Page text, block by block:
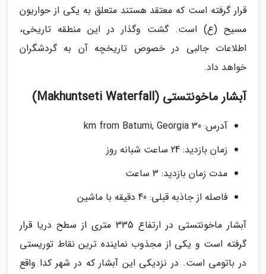
قرار گرفته است که معتقد هستند متعلق به یکی از حواریون
مسیح (ع) است. گشت وگذار در این منطقه تاریخی،
اطلاعات جالبی در خصوص تاریخچه آن به گردشگران
خواهد داد.
آبشار ماخونتستی (Makhuntseti Waterfall)
آدرس: 30 km from Batumi, Georgia
زمان بازدید: 24 ساعت شبانه روز
مدت زمان بازدید: 3 ساعت
فاصله از جاذبه قبلی: 40 دقیقه با ماشین
آبشار ماخونتستی در ارتفاع 335 متری از سطح دریا قرار
گرفته است و یکی از مجذوب نماینده ترین نقاط توریستی
در باتومی است. در نزدیکی این آبشار که در شهر کدا واقع